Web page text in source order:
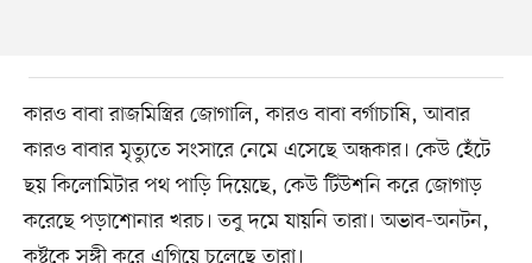
কারও বাবা রাজমিস্ত্রির জোগালি, কারও বাবা বর্গাচাষি, আবার
কারও বাবার মৃত্যুতে সংসারে নেমে এসেছে অন্ধকার। কেউ হেঁটে
ছয় কিলোমিটার পথ পাড়ি দিয়েছে, কেউ টিউশনি করে জোগাড়
করেছে পড়াশোনার খরচ। তবু দমে যায়নি তারা। অভাব-অনটন,
কষ্টকে সঙ্গী করে এগিয়ে চলেছে তারা।